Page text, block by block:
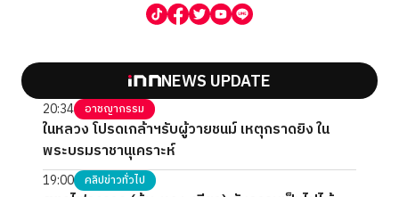
NEWS UPDATE
20:34 อาชญากรรม
ในหลวง โปรดเกล้าฯรับผู้วายชนม์ เหตุกราดยิง ใน
พระบรมราชานุเคราะห์
19:00 คลิปข่าวทั่วไป